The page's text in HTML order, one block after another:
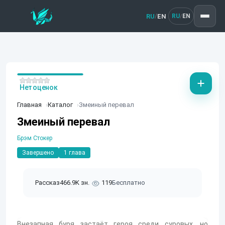
RU/EN RU/ EN
Главная Каталог Змеиный перевал
Змеиный перевал
Брэм Стокер
Завершено 1 глава
Рассказ466.9K зн. 119Бесплатно
Нет оценок